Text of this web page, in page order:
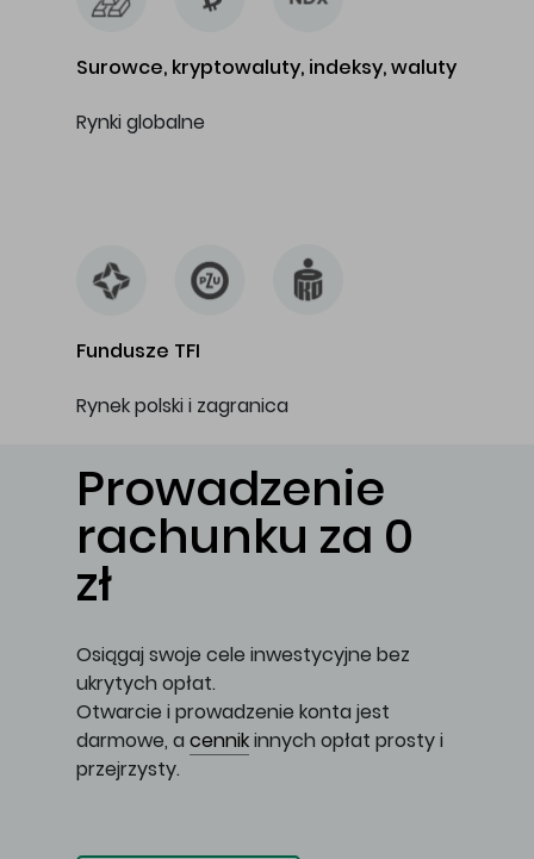
Surowce, kryptowaluty, indeksy, waluty
Rynki globalne
Fundusze TFI
Rynek polski i zagranica
Prowadzenie
rachunku za 0
zł
Osiągaj swoje cele inwestycyjne bez
ukrytych opłat.
Otwarcie i prowadzenie konta jest
darmowe, a cennikinnych opłat prosty i
przejrzysty.